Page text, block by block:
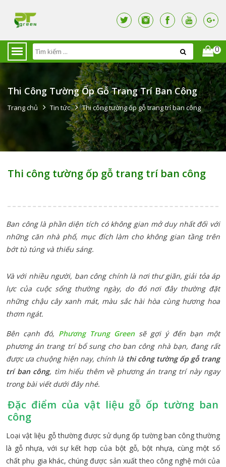
0
Thi Công Tường Ốp Gỗ Trang Trí Ban Công
Trang chủ Tin tức Thi công tường ốp gỗ trang trí ban công
Thi công tường ốp gỗ trang trí ban công
Ban công là phần diện tích có không gian mở duy nhất đối với
những căn nhà phố, mục đích làm cho không gian tầng trên
bớt tù túng và thiếu sáng.
Và với nhiều người, ban công chính là nơi thư giãn, giải tỏa áp
lực của cuộc sống thường ngày, do đó nơi đây thường đặt
những chậu cây xanh mát, màu sắc hài hòa cùng hương hoa
thơm ngát.
Bên cạnh đó, Phương Trung Green sẽ gợi ý đến bạn một
phương án trang trí bổ sung cho ban công nhà bạn, đang rất
được ưa chuộng hiện nay, chính là thi công tường ốp gỗ trang
trí ban công, tìm hiểu thêm về phương án trang trí này ngay
trong bài viết dưới đây nhé.
Đặc điểm của vật liệu gỗ ốp tường ban
công
Loại vật liệu gỗ thường được sử dụng ốp tường ban công thường
là gỗ nhựa, với sự kết hợp của bột gỗ, bột nhựa, cùng một số
chất phụ gia khác, chúng được sản xuất theo công nghệ mới của